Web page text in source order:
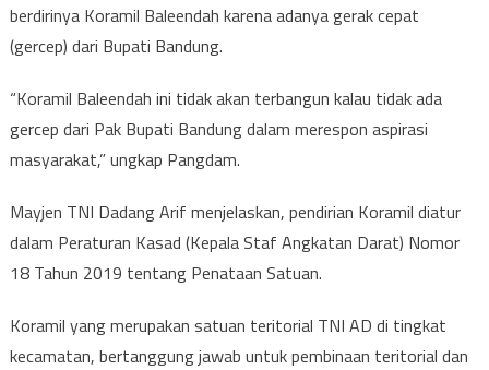
berdirinya Koramil Baleendah karena adanya gerak cepat
(gercep) dari Bupati Bandung.
“Koramil Baleendah ini tidak akan terbangun kalau tidak ada
gercep dari Pak Bupati Bandung dalam merespon aspirasi
masyarakat,” ungkap Pangdam.
Mayjen TNI Dadang Arif menjelaskan, pendirian Koramil diatur
dalam Peraturan Kasad (Kepala Staf Angkatan Darat) Nomor
18 Tahun 2019 tentang Penataan Satuan.
Koramil yang merupakan satuan teritorial TNI AD di tingkat
kecamatan, bertanggung jawab untuk pembinaan teritorial dan